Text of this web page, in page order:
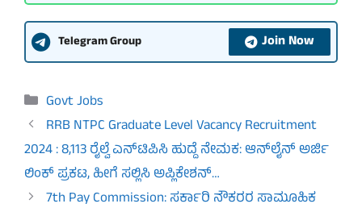
Telegram Group Join Now
Categories
Govt Jobs
RRB NTPC Graduate Level Vacancy Recruitment
2024 : 8,113 ರೈಲ್ವೆ ಎನ್‌ಟಿಪಿಸಿ ಹುದ್ದೆ ನೇಮಕ: ಆನ್‌ಲೈನ್‌ ಅರ್ಜಿ
ಲಿಂಕ್‌ ಪ್ರಕಟ, ಹೀಗೆ ಸಲ್ಲಿಸಿ ಅಪ್ಲಿಕೇಶನ್‌…
7th Pay Commission: ಸರ್ಕಾರಿ ನೌಕರರ ಸಾಮೂಹಿಕ